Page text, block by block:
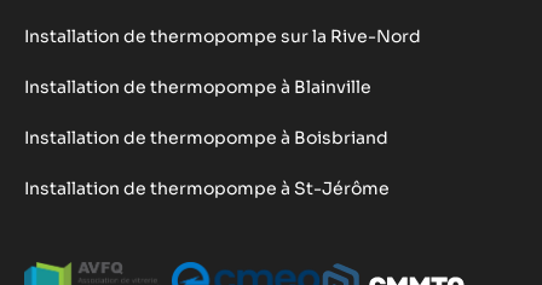
Installation de thermopompe sur la Rive-Nord
Installation de thermopompe à Blainville
Installation de thermopompe à Boisbriand
Installation de thermopompe à St-Jérôme